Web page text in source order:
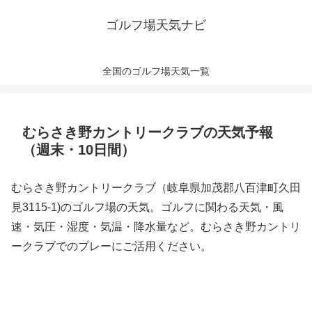
ゴルフ場天気ナビ
全国のゴルフ場天気一覧
むらさき野カントリークラブの天気予報
（週末・10日間）
むらさき野カントリークラブ（岐阜県加茂郡八百津町久田
見3115-1)のゴルフ場の天気。ゴルフに関わる天気・風
速・気圧・湿度・気温・降水量など。むらさき野カントリ
ークラブでのプレーにご活用ください。